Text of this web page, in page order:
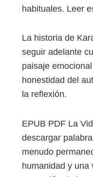
habituales. Leer
La historia de
seguir adelante
paisaje
honestidad del
la reflexión.
EPUB PDF La
descargar
menudo
humanidad y una